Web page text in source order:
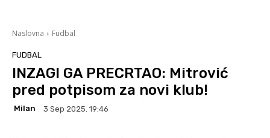
Naslovna Fudbal
FUDBAL
INZAGI GA PRECRTAO: Mitrović
pred potpisom za novi klub!
Milan 3 Sep 2025. 19:46